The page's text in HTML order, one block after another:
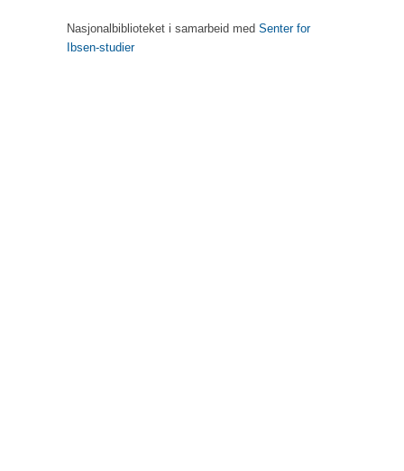
Nasjonalbiblioteket i samarbeid med Senter for
Ibsen-studier